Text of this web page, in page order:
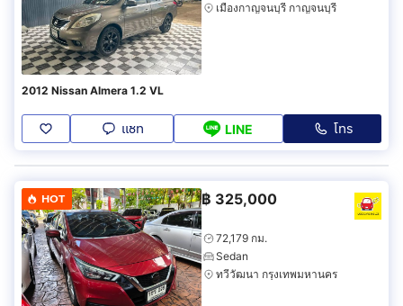
เมืองกาญจนบุรี กาญจนบุรี
2012 Nissan Almera 1.2 VL
แชท LINE โทร
HOT ฿ 325,000
72,179 กม.
Sedan
ทวีวัฒนา กรุงเทพมหานคร